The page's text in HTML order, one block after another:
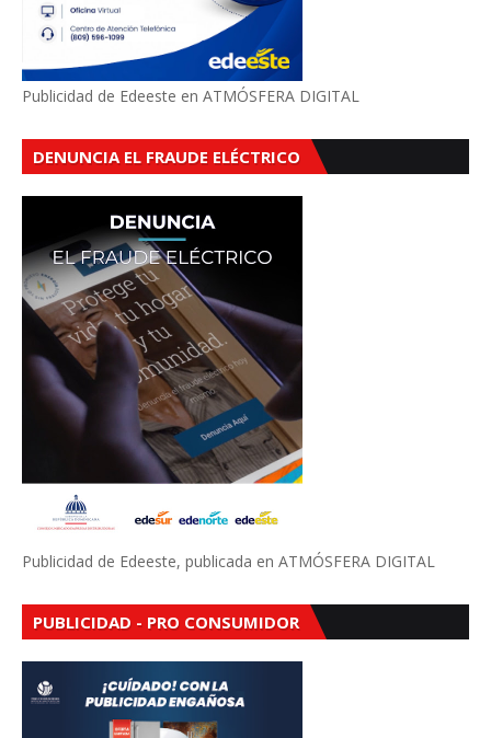
Publicidad de Edeeste en ATMÓSFERA DIGITAL
DENUNCIA EL FRAUDE ELÉCTRICO
Publicidad de Edeeste, publicada en ATMÓSFERA DIGITAL
PUBLICIDAD - PRO CONSUMIDOR